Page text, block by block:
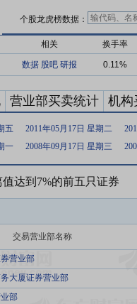
个股龙虎榜数据：
相关 换手率
数据 股吧 研报 0.11%
营业部买卖统计 机构
五 2011年05月17日 星期二
一 2008年09月17日 星期三
达到7%的前五只证券
交易营业部名称
营业部
大厦证券营业部
部